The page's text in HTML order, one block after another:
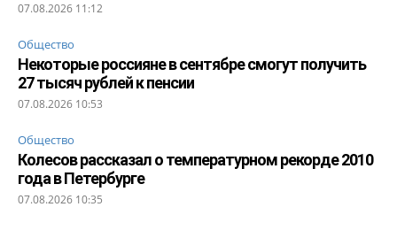
07.08.2026 11:12
Общество
Некоторые россияне в сентябре смогут получить
27 тысяч рублей к пенсии
07.08.2026 10:53
Общество
Колесов рассказал о температурном рекорде 2010
года в Петербурге
07.08.2026 10:35